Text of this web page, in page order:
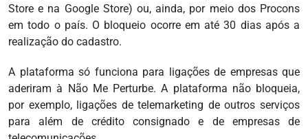
Store e na Google Store) ou, ainda, por meio dos Procons
em todo o país. O bloqueio ocorre em até 30 dias após a
realização do cadastro.
A plataforma só funciona para ligações de empresas que
aderiram à Não Me Perturbe. A plataforma não bloqueia,
por exemplo, ligações de telemarketing de outros serviços
para além de crédito consignado e de empresas de